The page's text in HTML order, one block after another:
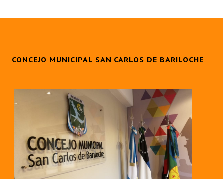
CONCEJO MUNICIPAL SAN CARLOS DE BARILOCHE